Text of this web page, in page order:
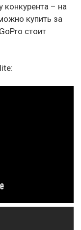
конкурента – на
купить за
стоит